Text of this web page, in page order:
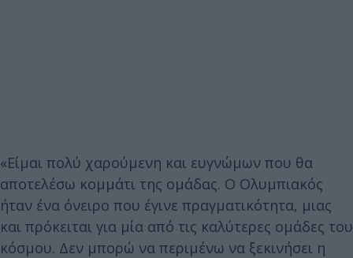
«Είμαι πολύ χαρούμενη και ευγνώμων που θα
αποτελέσω κομμάτι της ομάδας. Ο Ολυμπιακός
ήταν ένα όνειρο που έγινε πραγματικότητα, μιας
και πρόκειται για μία από τις καλύτερες ομάδες του
κόσμου. Δεν μπορώ να περιμένω να ξεκινήσει η